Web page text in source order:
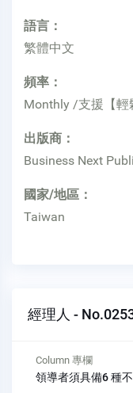
語言：
繁體中文
頻率：
Monthly /支援【輕
出版商：
Business Next
國家/地區：
Taiwan
經理人 -
Column 專欄
定期檢討事業組合